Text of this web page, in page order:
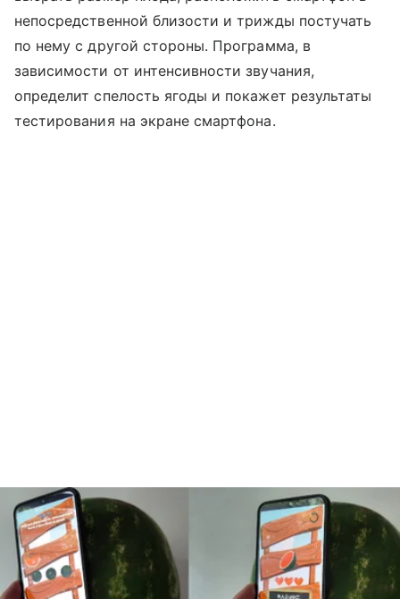
непосредственной близости и трижды постучать
по нему с другой стороны. Программа, в
зависимости от интенсивности звучания,
определит спелость ягоды и покажет результаты
тестирования на экране смартфона.